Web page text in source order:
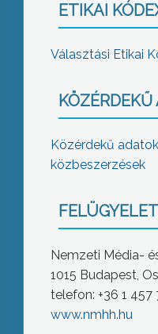
ETIKAI
Választási Etikai
Közérdekű
közbeszerzések
Nemzeti Média-
1015 Budapest,
telefon: +36 1 457
www.nmhh.hu